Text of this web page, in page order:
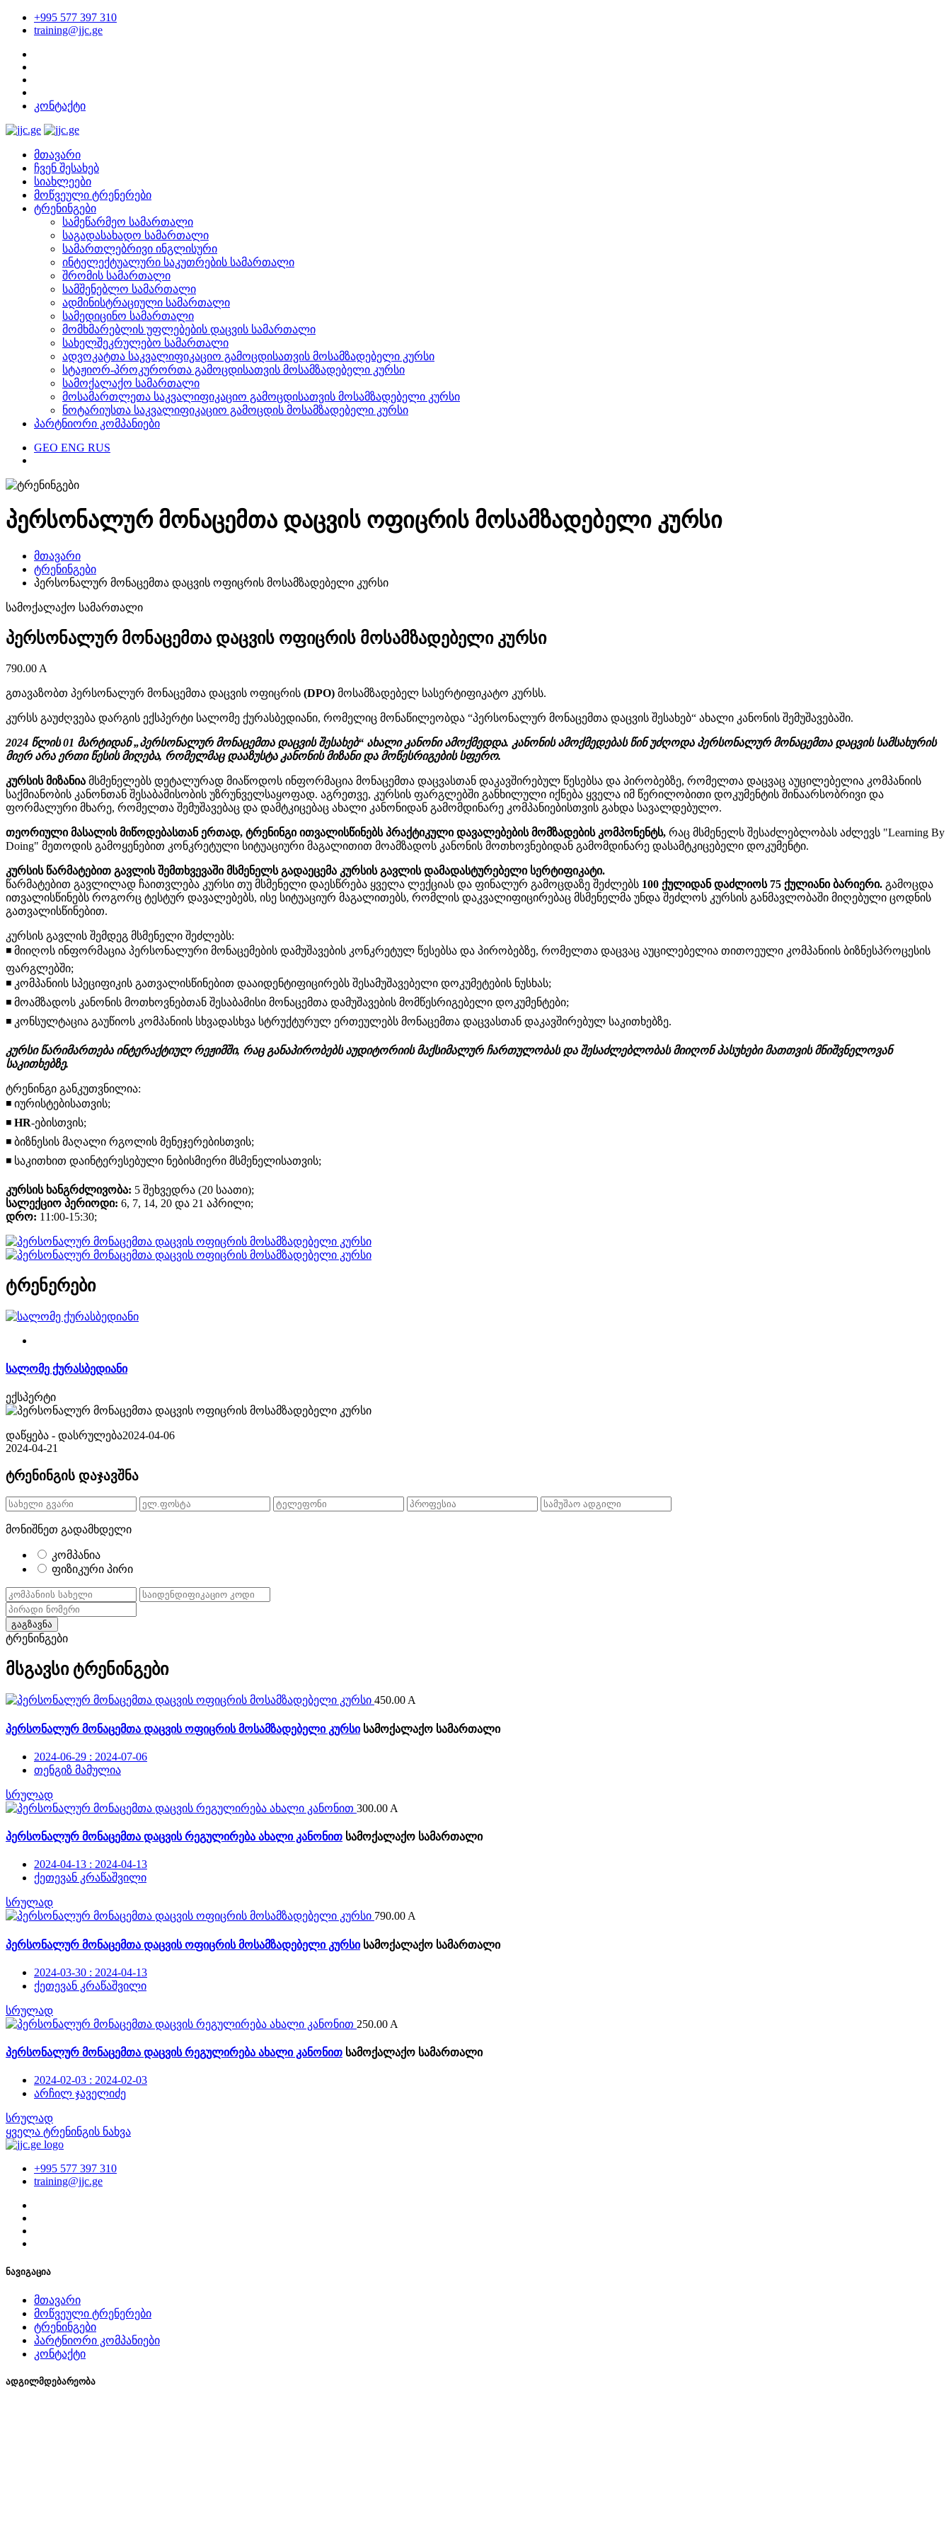
+995 577 397 310
training@jjc.ge
კონტაქტი
მთავარი
ჩვენ შესახებ
სიახლეები
მოწვეული ტრენერები
ტრენინგები
სამეწარმეო სამართალი
საგადასახადო სამართალი
სამართლებრივი ინგლისური
ინტელექტუალური საკუთრების სამართალი
შრომის სამართალი
სამშენებლო სამართალი
ადმინისტრაციული სამართალი
სამედიცინო სამართალი
მომხმარებლის უფლებების დაცვის სამართალი
სახელშეკრულებო სამართალი
ადვოკატთა საკვალიფიკაციო გამოცდისათვის მოსამზადებელი კურსი
სტაჟიორ-პროკურორთა გამოცდისათვის მოსამზადებელი კურსი
სამოქალაქო სამართალი
მოსამართლეთა საკვალიფიკაციო გამოცდისათვის მოსამზადებელი კურსი
ნოტარიუსთა საკვალიფიკაციო გამოცდის მოსამზადებელი კურსი
პარტნიორი კომპანიები
GEO ENG RUS
პერსონალურ მონაცემთა დაცვის ოფიცრის მოსამზადებელი კურსი
მთავარი
ტრენინგები
პერსონალურ მონაცემთა დაცვის ოფიცრის მოსამზადებელი კურსი
სამოქალაქო სამართალი
პერსონალურ მონაცემთა დაცვის ოფიცრის მოსამზადებელი კურსი
790.00 A
გთავაზობთ პერსონალურ მონაცემთა დაცვის ოფიცრის (DPO) მოსამზადებელ სასერტიფიკატო კურსს.
კურსს გაუძღვება დარგის ექსპერტი სალომე ქურასბედიანი, რომელიც მონაწილეობდა “პერსონალურ მონაცემთა დაცვის შესახებ“ ახალი კანონის შემუშავებაში.
2024 წლის 01 მარტიდან „პერსონალურ მონაცემთა დაცვის შესახებ“ ახალი კანონი ამოქმედდა. კანონის ამოქმედებას წინ უძღოდა პერსონალურ მონაცემთა დაცვის სამსახურის
მიერ არა ერთი წესის მიღება, რომელმაც დააზუსტა კანონის მიზანი და მოწესრიგების სფერო.
კურსის მიზანია მსმენელებს დეტალურად მიაწოდოს ინფორმაცია მონაცემთა დაცვასთან დაკავშირებულ წესებსა და პირობებზე, რომელთა დაცვაც აუცილებელია კომპანიის
საქმიანობის კანონთან შესაბამისობის უზრუნველსაყოფად. აგრეთვე, კურსის ფარგლებში განხილული იქნება ყველა იმ წერილობითი დოკუმენტის შინაარსობრივი და
ფორმალური მხარე, რომელთა შემუშავებაც და დამტკიცებაც ახალი კანონიდან გამომდინარე კომპანიებისთვის გახდა სავალდებულო.
თეორიული მასალის მიწოდებასთან ერთად, ტრენინგი ითვალისწინებს პრაქტიკული დავალებების მომზადების კომპონენტს, რაც მსმენელს შესაძლებლობას აძლევს "Learning By
Doing" მეთოდის გამოყენებით კონკრეტული სიტუაციური მაგალითით მოამზადოს კანონის მოთხოვნებიდან გამომდინარე დასამტკიცებელი დოკუმენტი.
კურსის წარმატებით გავლის შემთხვევაში მსმენელს გადაეცემა კურსის გავლის დამადასტურებელი სერტიფიკატი.
წარმატებით გავლილად ჩაითვლება კურსი თუ მსმენელი დაესწრება ყველა ლექციას და ფინალურ გამოცდაზე შეძლებს 100 ქულიდან დაძლიოს 75 ქულიანი ბარიერი. გამოცდა
ითვალისწინებს როგორც ტესტურ დავალებებს, ისე სიტუაციურ მაგალითებს, რომლის დაკვალიფიცირებაც მსმენელმა უნდა შეძლოს კურსის განმავლობაში მიღებული ცოდნის
გათვალისწინებით.
კურსის გავლის შემდეგ მსმენელი შეძლებს:
◾️ მიიღოს ინფორმაცია პერსონალური მონაცემების დამუშავების კონკრეტულ წესებსა და პირობებზე, რომელთა დაცვაც აუცილებელია თითოეული კომპანიის ბიზნესპროცესის
ფარგლებში;
◾️ კომპანიის სპეციფიკის გათვალისწინებით დააიდენტიფიცირებს შესამუშავებელი დოკუმეტების ნუსხას;
◾️ მოამზადოს კანონის მოთხოვნებთან შესაბამისი მონაცემთა დამუშავების მომწესრიგებელი დოკუმენტები;
◾️ კონსულტაცია გაუწიოს კომპანიის სხვადასხვა სტრუქტურულ ერთეულებს მონაცემთა დაცვასთან დაკავშირებულ საკითხებზე.
კურსი წარიმართება ინტერაქტიულ რეჟიმში, რაც განაპირობებს აუდიტორიის მაქსიმალურ ჩართულობას და შესაძლებლობას მიიღონ პასუხები მათთვის მნიშვნელოვან
საკითხებზე.
ტრენინგი განკუთვნილია:
◾️ იურისტებისათვის;
◾️ HR-ებისთვის;
◾️ ბიზნესის მაღალი რგოლის მენეჯერებისთვის;
◾️ საკითხით დაინტერესებული ნებისმიერი მსმენელისათვის;
კურსის ხანგრძლივობა: 5 შეხვედრა (20 საათი);
სალექციო პერიოდი: 6, 7, 14, 20 და 21 აპრილი;
დრო: 11:00-15:30;
ტრენერები
სალომე ქურასბედიანი
ექსპერტი
დაწყება - დასრულება2024-04-06
2024-04-21
ტრენინგის დაჯავშნა
მონიშნეთ გადამხდელი
კომპანია
ფიზიკური პირი
გაგზავნა
ტრენინგები
მსგავსი ტრენინგები
450.00 A
პერსონალურ მონაცემთა დაცვის ოფიცრის მოსამზადებელი კურსი სამოქალაქო სამართალი
2024-06-29 : 2024-07-06
თენგიზ მამულია
სრულად
300.00 A
პერსონალურ მონაცემთა დაცვის რეგულირება ახალი კანონით სამოქალაქო სამართალი
2024-04-13 : 2024-04-13
ქეთევან კრაწაშვილი
სრულად
790.00 A
პერსონალურ მონაცემთა დაცვის ოფიცრის მოსამზადებელი კურსი სამოქალაქო სამართალი
2024-03-30 : 2024-04-13
ქეთევან კრაწაშვილი
სრულად
250.00 A
პერსონალურ მონაცემთა დაცვის რეგულირება ახალი კანონით სამოქალაქო სამართალი
2024-02-03 : 2024-02-03
არჩილ ჯაველიძე
სრულად
ყველა ტრენინგის ნახვა
+995 577 397 310
training@jjc.ge
ნავიგაცია
მთავარი
მოწვეული ტრენერები
ტრენინგები
პარტნიორი კომპანიები
კონტაქტი
ადგილმდებარეობა